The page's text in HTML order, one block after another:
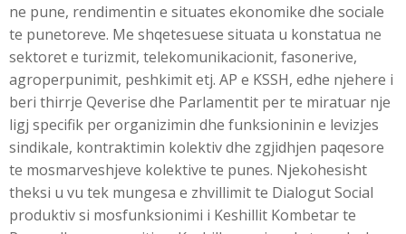
ne pune, rendimentin e situates ekonomike dhe sociale
te punetoreve. Me shqetesuese situata u konstatua ne
sektoret e turizmit, telekomunikacionit, fasonerive,
agroperpunimit, peshkimit etj. AP e KSSH, edhe njehere i
beri thirrje Qeverise dhe Parlamentit per te miratuar nje
ligj specifik per organizimin dhe funksioninin e levizjes
sindikale, kontraktimin kolektiv dhe zgjidhjen paqesore
te mosmarveshjeve kolektive te punes. Njekohesisht
theksi u vu tek mungesa e zhvillimit te Dialogut Social
produktiv si mosfunksionimi i Keshillit Kombetar te